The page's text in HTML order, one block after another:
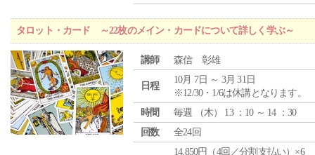
タロット・カード ～22枚のメイン・カードについて詳しく学ぶ～
講師 森信 彰雄
日程
10月 7日 ～ 3月 31日
※12/30・1/6は休講となります。
時間
毎週 （木） 13 ：10 ～ 14 ：30
回数
全24回
14,850円（4回／分割支払い）×6